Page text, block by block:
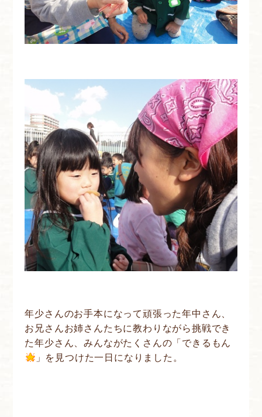
年少さんのお手本になって頑張った年中さん、
お兄さんお姉さんたちに教わりながら挑戦でき
た年少さん、みんながたくさんの「できるもん
」を見つけた一日になりました。